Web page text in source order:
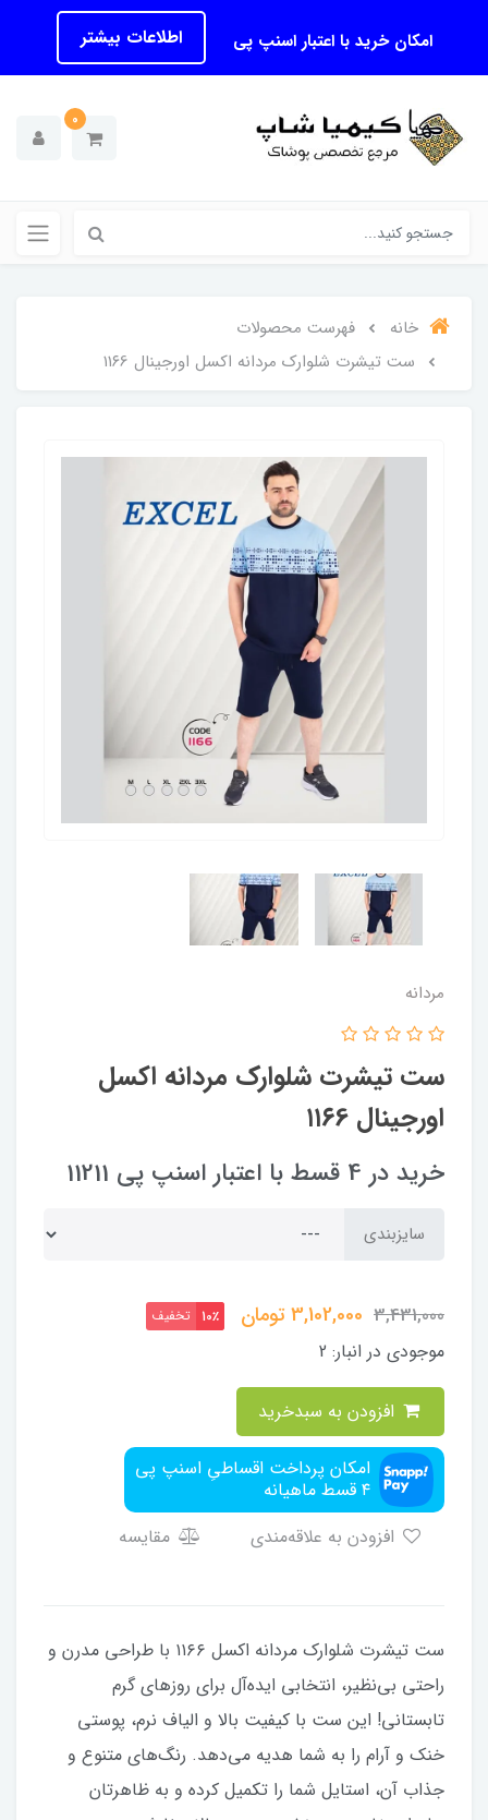
امکان خرید با اعتبار اسنپ پی اطلاعات بیشتر
0
خانه
فهرست محصولات
ست تیشرت شلوارک مردانه اکسل اورجینال ۱۱۶6
مردانه
ست تیشرت شلوارک مردانه اکسل
اورجینال ۱۱۶6
خرید در 4 قسط با اعتبار اسنپ پی 11211
سایزبندی
3,431,000
3,102,000تومان 10٪ تخفیف
موجودی در انبار: 2
امکان پرداخت اقساطیِ اسنپ پی
۴ قسط ماهیانه
مقایسه
ست تیشرت شلوارک مردانه اکسل ۱۱۶۶ با طراحی مدرن و
راحتی بی‌نظیر، انتخابی ایده‌آل برای روزهای گرم
تابستانی! این ست با کیفیت بالا و الیاف نرم، پوستی
خنک و آرام را به شما هدیه می‌دهد. رنگ‌های متنوع و
جذاب آن، استایل شما را تکمیل کرده و به ظاهرتان